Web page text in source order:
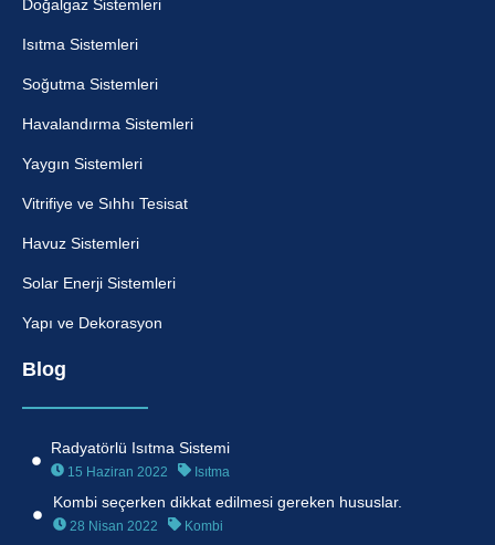
Doğalgaz Sistemleri
Isıtma Sistemleri
Soğutma Sistemleri
Havalandırma Sistemleri
Yaygın Sistemleri
Vitrifiye ve Sıhhı Tesisat
Havuz Sistemleri
Solar Enerji Sistemleri
Yapı ve Dekorasyon
Blog
Radyatörlü Isıtma Sistemi
15 Haziran 2022 Isıtma
Kombi seçerken dikkat edilmesi gereken hususlar.
28 Nisan 2022 Kombi